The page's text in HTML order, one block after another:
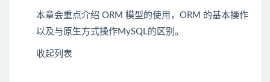
本章会重点介绍 ORM 模型的使用，ORM 的基本操作
以及与原生方式操作MySQL的区别。
收起列表